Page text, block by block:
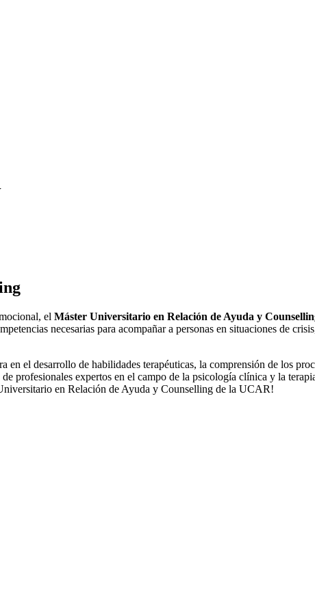
el Máster Universitario en Relación de Ayuda y
necesarias para acompañar a personas en situaciones de
el desarrollo de habilidades terapéuticas, la comprensión de los
profesionales expertos en el campo de la psicología clínica y la
en Relación de Ayuda y Counselling de la UCAR!